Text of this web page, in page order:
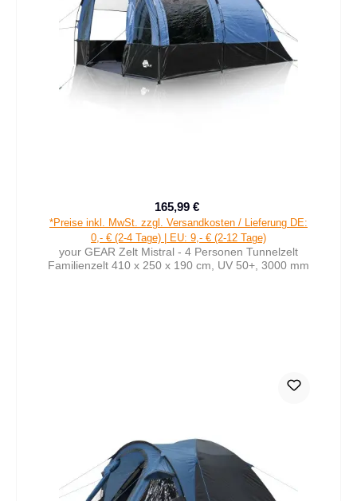
Verkaufspreis:
165,99 €
*Preise inkl. MwSt. zzgl. Versandkosten / Lieferung DE:
0,- € (2-4 Tage) | EU: 9,- € (2-12 Tage)
your GEAR Zelt Mistral - 4 Personen Tunnelzelt
Familienzelt 410 x 250 x 190 cm, UV 50+, 3000 mm